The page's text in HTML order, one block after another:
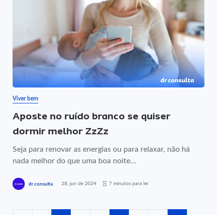
Viver bem
Aposte no ruído branco se quiser
dormir melhor ZzZz
Seja para renovar as energias ou para relaxar, não há
nada melhor do que uma boa noite...
dr.consulta 28, jun de 2024 7 minutos para ler